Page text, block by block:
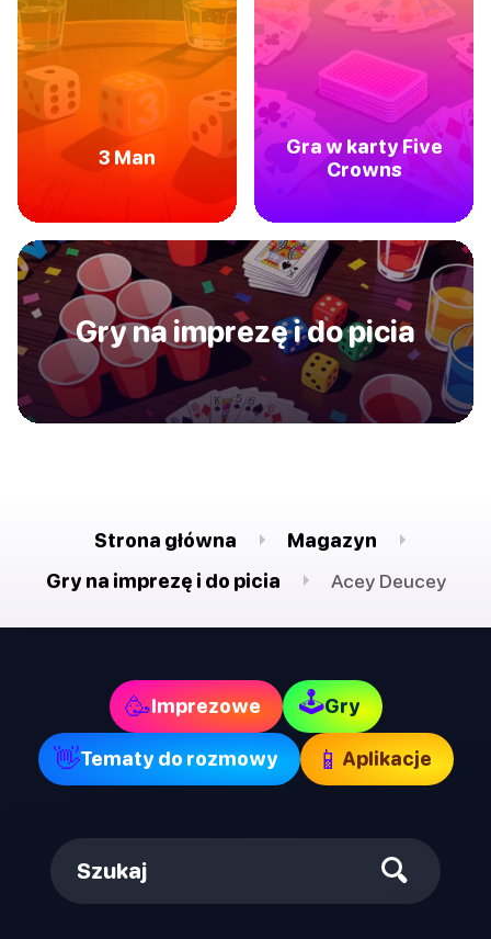
3 Man
Gra w karty Five
Crowns
Gry na imprezę i do picia
Strona główna
Magazyn
Gry na imprezę i do picia
Acey Deucey
🥳Imprezowe 🕹Gry
👋Tematy do rozmowy 📱 Aplikacje
Szukaj